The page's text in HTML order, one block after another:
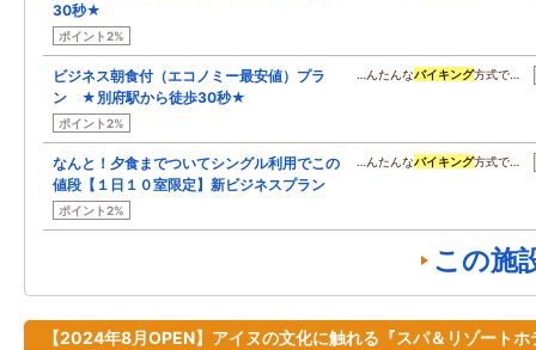
30秒★
ポイント2%
ビジネス朝食付（エコノミー最安値）プラ
ン ★別府駅から徒歩30秒★
ポイント2%
…んたんなバイキング方式で…
なんと！夕食までついてシングル利用でこの
値段【１日１０室限定】新ビジネスプラン
ポイント2%
…んたんなバイキング方式で…
この施
【2024年8月OPEN】アイヌの文化に触れる『スパ＆リゾートホ